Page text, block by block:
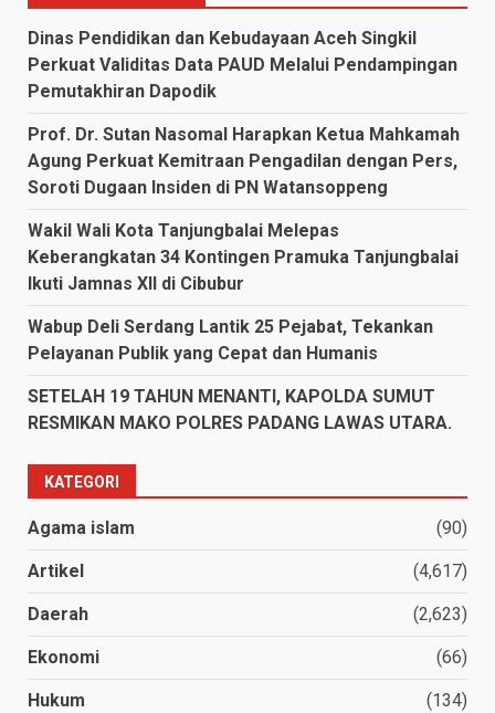
Dinas Pendidikan dan Kebudayaan Aceh Singkil
Perkuat Validitas Data PAUD Melalui Pendampingan
Pemutakhiran Dapodik
Prof. Dr. Sutan Nasomal Harapkan Ketua Mahkamah
Agung Perkuat Kemitraan Pengadilan dengan Pers,
Soroti Dugaan Insiden di PN Watansoppeng
Wakil Wali Kota Tanjungbalai Melepas
Keberangkatan 34 Kontingen Pramuka Tanjungbalai
Ikuti Jamnas XII di Cibubur
Wabup Deli Serdang Lantik 25 Pejabat, Tekankan
Pelayanan Publik yang Cepat dan Humanis
SETELAH 19 TAHUN MENANTI, KAPOLDA SUMUT
RESMIKAN MAKO POLRES PADANG LAWAS UTARA.
KATEGORI
Agama islam (90)
Artikel (4,617)
Daerah (2,623)
Ekonomi (66)
Hukum (134)